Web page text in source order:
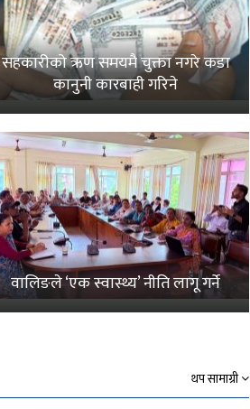
सहकारीको ऋण समयमै चुक्ता नगरे कडा
कानुनी कारबाही गरिने
वालिङले ‘एक स्वास्थ्य’ नीति लागू गर्ने
थप सामाग्री